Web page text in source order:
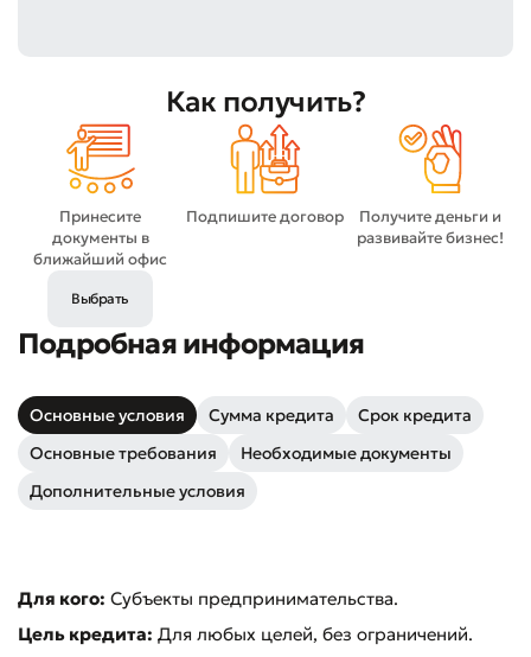
Как получить?
Принесите
документы в
ближайший офис
Выбрать
Подпишите договор
Получите деньги и
развивайте бизнес!
Подробная информация
Основные условия Сумма кредита
Срок кредита
Основные требования
Необходимые документы
Дополнительные условия
Для кого: Субъекты предпринимательства.
Цель кредита: Для любых целей, без ограничений.